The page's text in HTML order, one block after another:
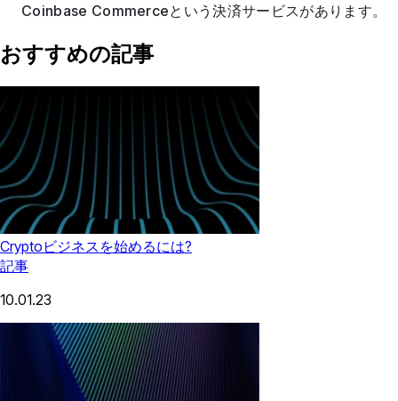
Coinbase Commerceという決済サービスがあります。
おすすめの記事
Cryptoビジネスを始めるには?
記事
10.01.23